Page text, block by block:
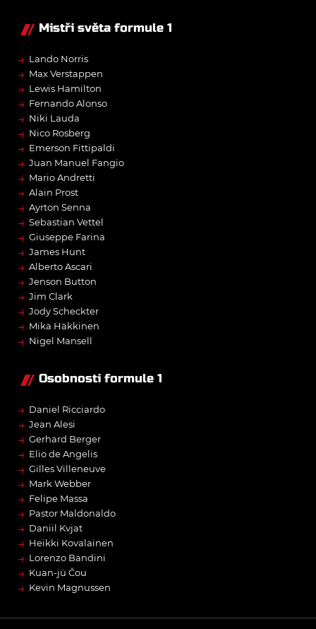
Mistři světa formule 1
→ Lando Norris
→ Max Verstappen
→ Lewis Hamilton
→ Fernando Alonso
→ Niki Lauda
→ Nico Rosberg
→ Emerson Fittipaldi
→ Juan Manuel Fangio
→ Mario Andretti
→ Alain Prost
→ Ayrton Senna
→ Sebastian Vettel
→ Giuseppe Farina
→ James Hunt
→ Alberto Ascari
→ Jenson Button
→ Jim Clark
→ Jody Scheckter
→ Mika Häkkinen
→ Nigel Mansell
Osobnosti formule 1
→ Daniel Ricciardo
→ Jean Alesi
→ Gerhard Berger
→ Elio de Angelis
→ Gilles Villeneuve
→ Mark Webber
→ Felipe Massa
→ Pastor Maldonaldo
→ Daniil Kvjat
→ Heikki Kovalainen
→ Lorenzo Bandini
→ Kuan-jü Čou
→ Kevin Magnussen